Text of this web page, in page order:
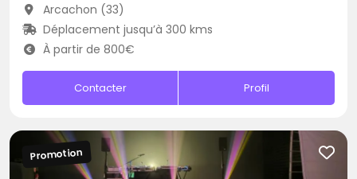
Arcachon (33)
Déplacement jusqu’à 300 kms
À partir de 800€
Contacter Profil
Promotion